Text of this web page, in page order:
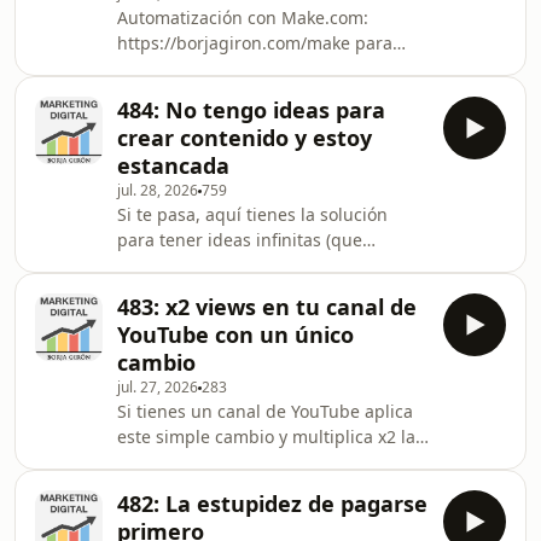
RRSS con Metricool, respuestas
automáticas con Manychat,
Newsletters diarias automatizadas,
canal de YouTube…)Convencer
mejorImpactar más vecesLlegar al
público con nivel de
Automatización con Make.com:
https://borjagiron.com/make para
en mi negocio.Libro “Lo único”
resumido en el podcast Grandes
Aprendizajes.Podcast Noticias
Marketing. Cada lunes lo comparto
con mi voz clorada.Club Triunfers.com
he compartido la automatización de
Make.La acción que más impacto va a
tener en tu negocio hoy es susc
484: No tengo ideas para
crear contenido y estoy
estancada
jul. 28, 2026759
Si te pasa, aquí tienes la solución
para tener ideas infinitas (que
https://www.spreaker.com/podcast/marketing-
digital--2659763/support.Newsletter
Marketing Radical:
https://marketingradical.substack.com/
Negocios con IA:
https://negociosconia.substack.com/welcomeMis
Libros:
https://borjagiron.com/librosSysteme
Gratis: https:/
483: x2 views en tu canal de
YouTube con un único
cambio
jul. 27, 2026283
Si tienes un canal de YouTube aplica
este simple cambio y multiplica x2 las
tus ingresos.Conviértete en un
482: La estupidez de pagarse
primero